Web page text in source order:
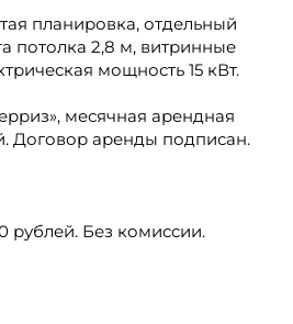
планировка, отдельный
потолка 2,8 м, витринные
мощность 15 кВт.
месячная арендная
Договор аренды подписан.
рублей. Без комиссии.